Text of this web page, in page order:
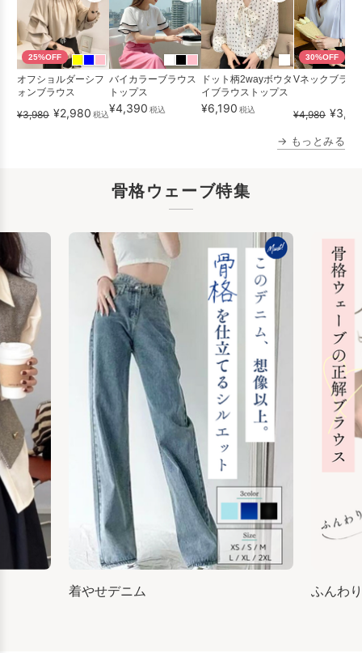
25%OFF
オフショルダーシフ
ォンブラウス
¥3,980 ¥2,980 税込
バイカラーブラウス
トップス
¥4,390 税込
ドット柄2wayボウタ
イブラウストップス
¥6,190 税込
30%OFF
Vネックブラウ
¥4,980
→ もっとみる
骨格ウェーブ特集
着やせデニム ふんわ